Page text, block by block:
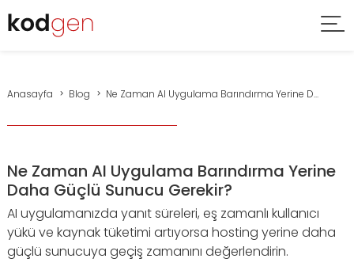
Anasayfa Blog Ne Zaman AI Uygulama Barındırma Yerine D...
Ne Zaman AI Uygulama Barındırma Yerine
Daha Güçlü Sunucu Gerekir?
AI uygulamanızda yanıt süreleri, eş zamanlı kullanıcı
yükü ve kaynak tüketimi artıyorsa hosting yerine daha
güçlü sunucuya geçiş zamanını değerlendirin.